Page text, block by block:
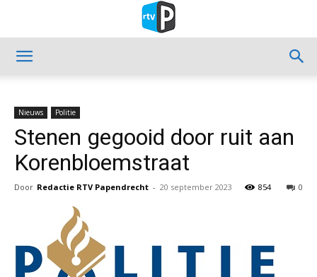
Nieuws Politie
Stenen gegooid door ruit aan
Korenbloemstraat
Door Redactie RTV Papendrecht - 20 september 2023 0
854